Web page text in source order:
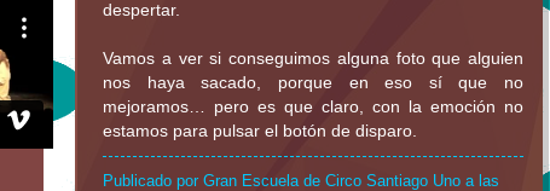
despertar.
Vamos a ver si conseguimos alguna foto que alguien
nos haya sacado, porque en eso sí que no
mejoramos… pero es que claro, con la emoción no
estamos para pulsar el botón de disparo.
Publicado por Gran Escuela de Circo Santiago Uno a las